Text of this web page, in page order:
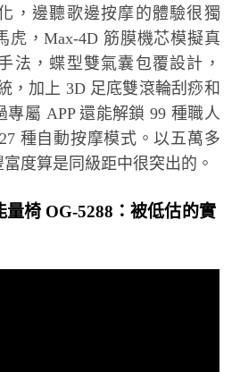
，邊聽歌邊按摩的體驗很獨
虎，Max-4D 筋膜機芯模擬真
法，蝶型雙氣囊包覆設計，
，加上 3D 足底雙滾輪刮痧和
屬 APP 還能解鎖 99 種職人
種自動按摩模式。以五萬多
度算是同級距中很突出的。
量椅 OG-5288：被低估的實